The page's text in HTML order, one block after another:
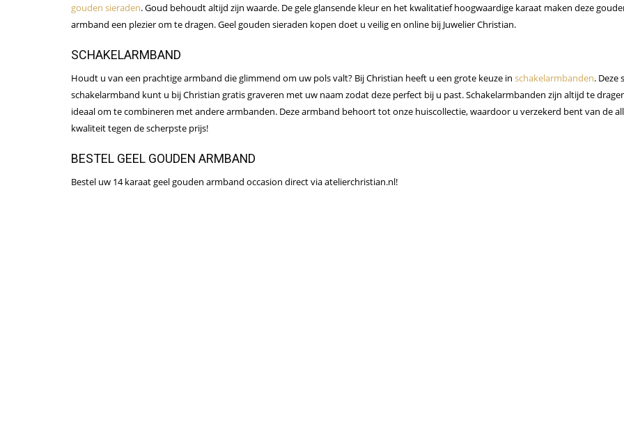
gouden sieraden. Goud behoudt altijd zijn waarde. De gele glansende kleur en het kwalitatief hoogwaardige karaat maken deze
armband een plezier om te dragen. Geel gouden sieraden kopen doet u veilig en online bij Juwelier Christian.
SCHAKELARMBAND
Houdt u van een prachtige armband die glimmend om uw pols valt? Bij Christian heeft u een grote keuze in schakelarmbanden. Deze
schakelarmband kunt u bij Christian gratis graveren met uw naam zodat deze perfect bij u past. Schakelarmbanden zijn altijd te
ideaal om te combineren met andere armbanden. Deze armband behoort tot onze huiscollectie, waardoor u verzekerd bent van de
kwaliteit tegen de scherpste prijs!
BESTEL GEEL GOUDEN ARMBAND
Bestel uw 14 karaat geel gouden armband occasion direct via atelierchristian.nl!